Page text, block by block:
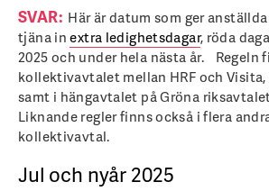
SVAR: Här är datum som ger
tjäna inextra ledighetsdagar, röda
2025 och under hela nästa år. Regeln
kollektivavtalet mellan HRF och
samt i hängavtalet på Gröna
Liknande regler finns också i flera
kollektivavtal.
Jul och nyår 2025